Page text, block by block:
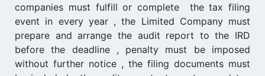
companies must fulfill or complete the tax filing
event in every year , the Limited Company must
prepare and arrange the audit report to the IRD
before the deadline , penalty must be imposed
without further notice , the filing documents must